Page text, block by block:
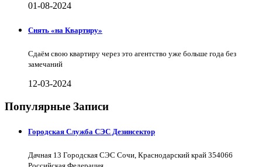
01-08-2024
Снять «на Квартиру»
Сдаём свою квартиру через это агентство уже больше года без
замечаний
12-03-2024
Популярные Записи
Городская Служба СЭС Дезинсектор
Дачная 13 Городская СЭС Сочи, Краснодарский край 354066